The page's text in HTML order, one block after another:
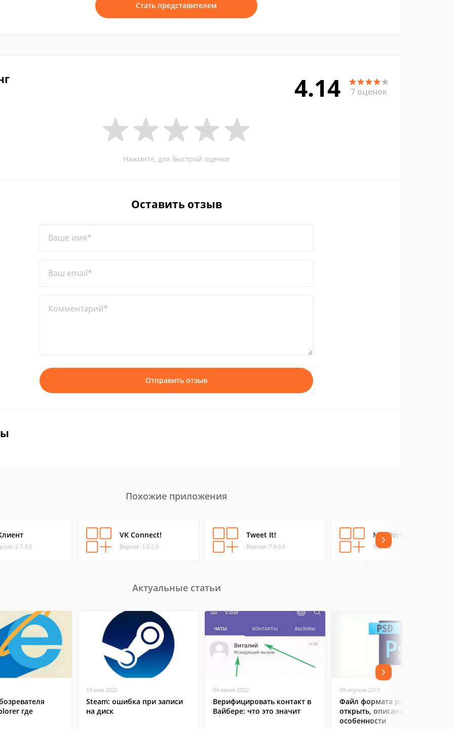
Стать представителем
4.14 7 оценок
Нажмите, для быстрой оценки
Оставить отзыв
Ваше имя*
Ваш email*
Комментарий*
Отправить отзыв
Похожие приложения
2.7.3.0
VK Connect!
Версия: 1.0.2.0
Tweet It!
Версия: 7.9.0.0
My World Manager
Версия: 1.0.0.0
Актуальные статьи
где
19 мая 2022
Steam: ошибка при записи
на диск
04 июня 2022
Верифицировать контакт в
Вайбере: что это значит
09 апреля 2019
Файл формата psd: чем
открыть, описание,
особенности